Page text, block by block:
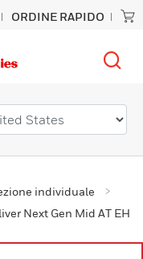
ORDINE RAPIDO
individuale
Next Gen Mid AT EH